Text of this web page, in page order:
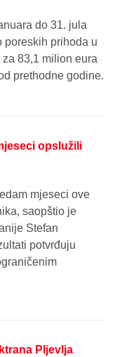
do 31. jula
poreskih prihoda u
83,1 milion eura
prethodne godine.
opslužili
mjeseci ove
saopštio je
Stefan
potvrđuju
Pljevlja